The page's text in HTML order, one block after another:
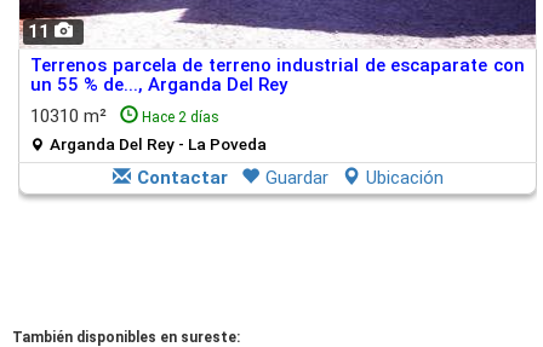
11
Terrenos parcela de terreno industrial de escaparate con
un 55 % de..., Arganda Del Rey
10310 m²
Hace 2 días
Arganda Del Rey - La Poveda
Contactar Guardar Ubicación
También disponibles en sureste: